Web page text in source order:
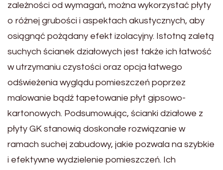
zależności od wymagań, można wykorzystać płyty
o różnej grubości i aspektach akustycznych, aby
osiągnąć pożądany efekt izolacyjny. Istotną zaletą
suchych ścianek działowych jest także ich łatwość
w utrzymaniu czystości oraz opcja łatwego
odświeżenia wyglądu pomieszczeń poprzez
malowanie bądź tapetowanie płyt gipsowo-
kartonowych. Podsumowując, ścianki działowe z
płyty GK stanowią doskonałe rozwiązanie w
ramach suchej zabudowy, jakie pozwala na szybkie
i efektywne wydzielenie pomieszczeń. Ich